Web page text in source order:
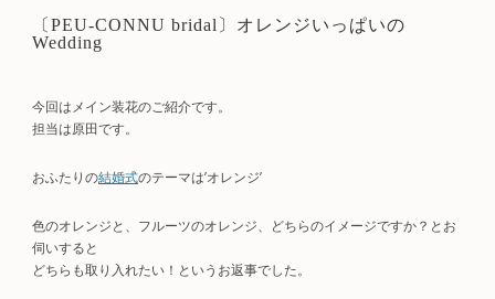
〔PEU-CONNU bridal〕オレンジいっぱいの
Wedding
今回はメイン装花のご紹介です。
担当は原田です。
おふたりの結婚式のテーマは’オレンジ’
色のオレンジと、フルーツのオレンジ、どちらのイメージですか？とお
伺いすると
どちらも取り入れたい！というお返事でした。